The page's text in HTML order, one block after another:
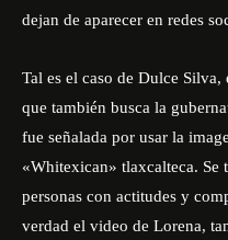
dejan de aparecer en redes
Tal es el caso de Dulce
que también busca la
fue señalada por usar la
«Whitexican» tlaxcalteca. Se
personas con actitudes y
verdad el video de Lorena,